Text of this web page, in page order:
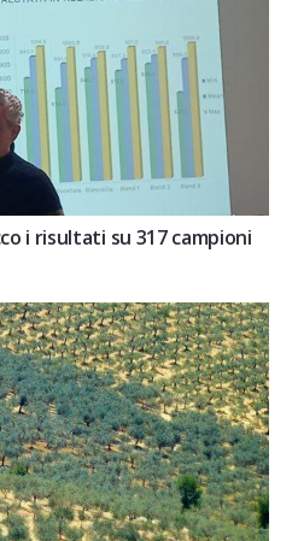
i risultati su 317 campioni